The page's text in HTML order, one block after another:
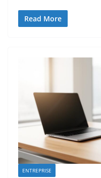
Read More
ENTREPRISE